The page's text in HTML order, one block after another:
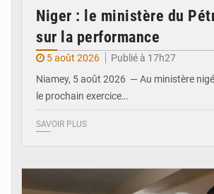
Niger : le ministère du
sur la performance
5 août 2026
Publié à 17h27
Niamey, 5 août 2026 — Au ministère
le prochain exercice…
SAVOIR PLUS